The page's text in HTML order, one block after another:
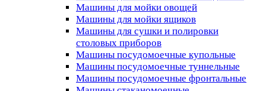
Машины для мойки овощей
Машины для мойки ящиков
Машины для сушки и полировки
столовых приборов
Машины посудомоечные купольные
Машины посудомоечные туннельные
Машины посудомоечные фронтальные